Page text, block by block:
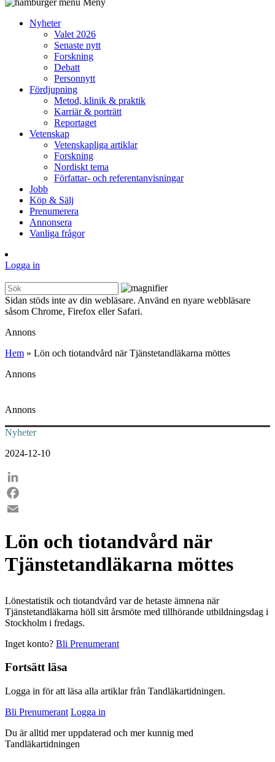
Meny
Nyheter
Valet 2026
Senaste nytt
Forskning
Debatt
Personnytt
Fördjupning
Metod, klinik & praktik
Karriär & porträtt
Reportaget
Vetenskap
Vetenskapliga artiklar
Forskning
Nordiskt tema
Författar- och referentanvisningar
Jobb
Köp & Sälj
Prenumerera
Annonsera
Vanliga frågor
Logga in
Sidan stöds inte av din webläsare. Använd en nyare webbläsare
såsom Chrome, Firefox eller Safari.
Annons
Hem » Lön och tiotandvård när Tjänstetandläkarna möttes
Annons
Annons
Nyheter
2024-12-10
LinkedIn
Facebook
Lön och tiotandvård när
Tjänstetandläkarna möttes
Lönestatistik och tiotandvård var de hetaste ämnena när
Tjänstetandläkarna höll sitt årsmöte med tillhörande utbildningsdag i
Stockholm i fredags.
Inget konto? Bli Prenumerant
Fortsätt läsa
Logga in för att läsa alla artiklar från Tandläkartidningen.
Bli Prenumerant Logga in
Du är alltid mer uppdaterad och mer kunnig med
Tandläkartidningen